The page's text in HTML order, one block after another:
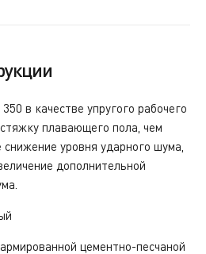
в качестве упругого рабочего
плавающего пола, чем
уровня ударного шума,
дополнительной
цементно-песчаной